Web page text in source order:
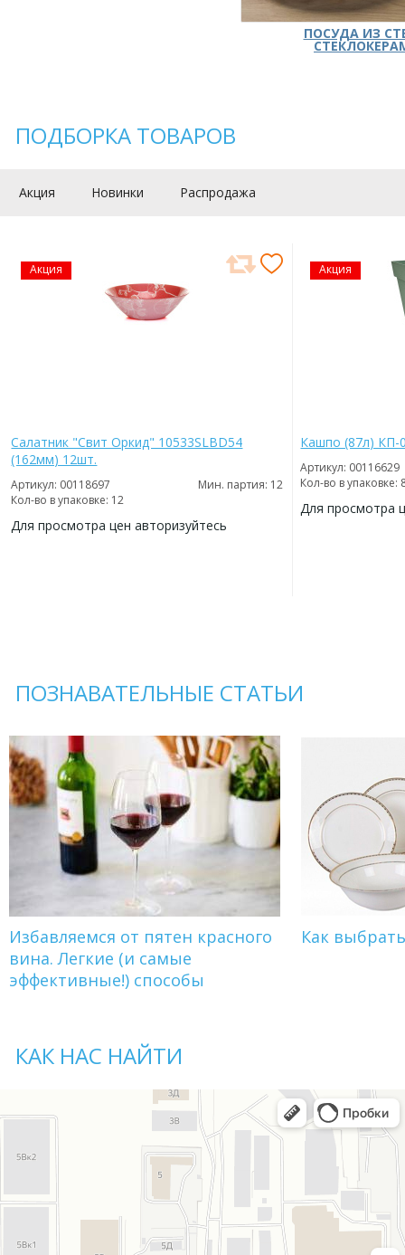
ПОСУДА ИЗ
ПОДБОРКА ТОВАРОВ
Акция Новинки Распродажа
Акция
Салатник "Свит Оркид" 10533SLBD54
(162мм) 12шт.
Артикул: 00118697
Мин. партия: 12
Кол-во в упаковке: 12
Для просмотра цен авторизуйтесь
Акция
Кашпо (87л) КП-
Артикул: 00116629
Кол-во в упаковке:
Для просмотра
ПОЗНАВАТЕЛЬНЫЕ СТАТЬИ
Избавляемся от пятен красного
вина. Легкие (и самые
эффективные!) способы
Как
КАК НАС НАЙТИ